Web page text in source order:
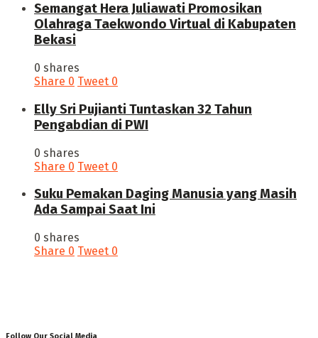
Semangat Hera Juliawati Promosikan
Olahraga Taekwondo Virtual di Kabupaten
Bekasi
0 shares
Share 0 Tweet 0
Elly Sri Pujianti Tuntaskan 32 Tahun
Pengabdian di PWI
0 shares
Share 0 Tweet 0
‎Suku Pemakan Daging Manusia yang Masih
Ada Sampai Saat Ini
0 shares
Share 0 Tweet 0